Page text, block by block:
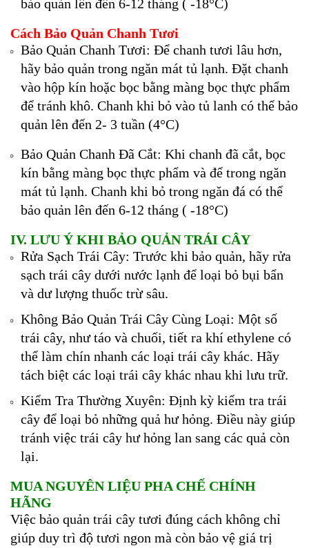
bảo quản lên đến 6-12 tháng ( -18°C)
Cách Bảo Quản Chanh Tươi
Bảo Quản Chanh Tươi: Để chanh tươi lâu hơn,
hãy bảo quản trong ngăn mát tủ lạnh. Đặt chanh
vào hộp kín hoặc bọc bằng màng bọc thực phẩm
để tránh khô. Chanh khi bỏ vào tủ lanh có thể bảo
quản lên đến 2- 3 tuần (4°C)
Bảo Quản Chanh Đã Cắt: Khi chanh đã cắt, bọc
kín bằng màng bọc thực phẩm và để trong ngăn
mát tủ lạnh. Chanh khi bỏ trong ngăn đá có thể
bảo quản lên đến 6-12 tháng ( -18°C)
IV. LƯU Ý KHI BẢO QUẢN TRÁI CÂY
Rửa Sạch Trái Cây: Trước khi bảo quản, hãy rửa
sạch trái cây dưới nước lạnh để loại bỏ bụi bẩn
và dư lượng thuốc trừ sâu.
Không Bảo Quản Trái Cây Cùng Loại: Một số
trái cây, như táo và chuối, tiết ra khí ethylene có
thể làm chín nhanh các loại trái cây khác. Hãy
tách biệt các loại trái cây khác nhau khi lưu trữ.
Kiểm Tra Thường Xuyên: Định kỳ kiểm tra trái
cây để loại bỏ những quả hư hỏng. Điều này giúp
tránh việc trái cây hư hỏng lan sang các quả còn
lại.
MUA NGUYÊN LIỆU PHA CHẾ CHÍNH
HÃNG
Việc bảo quản trái cây tươi đúng cách không chỉ
giúp duy trì độ tươi ngon mà còn bảo vệ giá trị